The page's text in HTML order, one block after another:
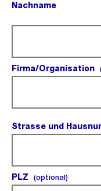
Nachname
Firma/Organisation
Strasse und
PLZ (optional)